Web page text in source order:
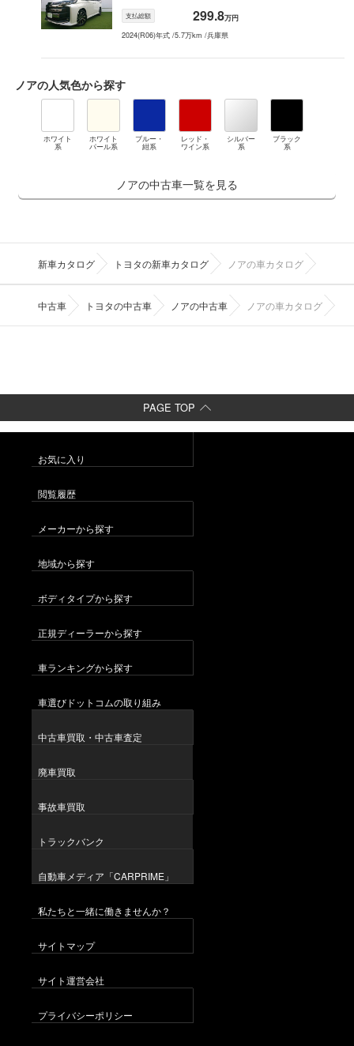
支払総額 299.8万円
2024(R06)年式 /5.7万km /兵庫県
ノアの人気色から探す
ホワイト
系
ホワイト
パール系
ブルー・
紺系
レッド・
ワイン系
シルバー
系
ブラック
系
ノアの中古車一覧を見る
新車カタログ トヨタの新車カタログ ノアの車カタログ
中古車 トヨタの中古車 ノアの中古車 ノアの車カタログ
PAGE TOP
お気に入り
閲覧履歴
メーカーから探す
地域から探す
ボディタイプから探す
正規ディーラーから探す
車ランキングから探す
車選びドットコムの取り組み
中古車買取・中古車査定
廃車買取
事故車買取
トラックバンク
自動車メディア「CARPRIME」
私たちと一緒に働きませんか？
サイトマップ
サイト運営会社
プライバシーポリシー